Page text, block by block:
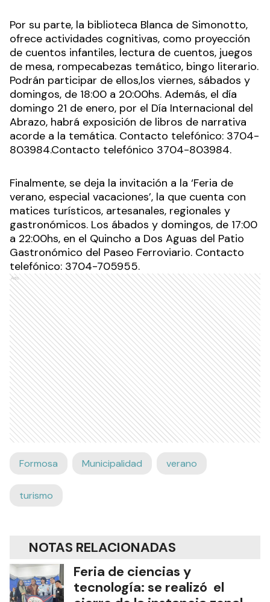
Por su parte, la biblioteca Blanca de Simonotto,
ofrece actividades cognitivas, como proyección
de cuentos infantiles, lectura de cuentos, juegos
de mesa, rompecabezas temático, bingo literario.
Podrán participar de ellos,los viernes, sábados y
domingos, de 18:00 a 20:00hs. Además, el día
domingo 21 de enero, por el Día Internacional del
Abrazo, habrá exposición de libros de narrativa
acorde a la temática. Contacto telefónico: 3704-
803984.Contacto telefónico 3704-803984.
Finalmente, se deja la invitación a la ‘Feria de
verano, especial vacaciones’, la que cuenta con
matices turísticos, artesanales, regionales y
gastronómicos. Los ábados y domingos, de 17:00
a 22:00hs, en el Quincho a Dos Aguas del Patio
Gastronómico del Paseo Ferroviario. Contacto
telefónico: 3704-705955.
Ads
Formosa Municipalidad verano
turismo
NOTAS RELACIONADAS
Feria de ciencias y
tecnología: se realizó el